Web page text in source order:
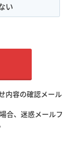
い
内容の確認メール
合、迷惑メールフ